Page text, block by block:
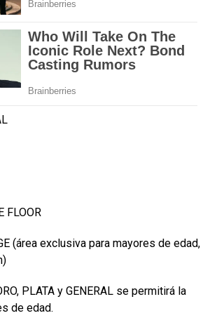
FLOOR
(área exclusiva para mayores de edad,
PLATA y GENERAL se permitirá la
de edad.